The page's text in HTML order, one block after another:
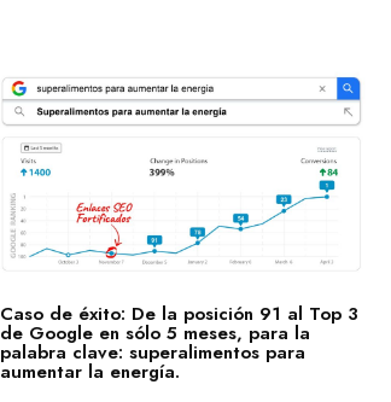
Caso de éxito: De la posición 91 al Top 3
de Google en sólo 5 meses, para la
palabra clave: superalimentos para
aumentar la energía.